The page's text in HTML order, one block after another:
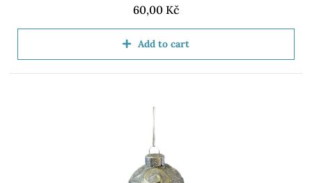
60,00 Kč
Add to cart